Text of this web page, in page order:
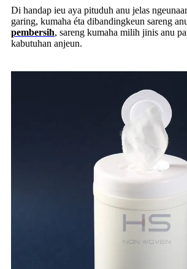
Di handap ieu aya pituduh anu jelas
garing, kumaha éta dibandingkeun sareng
pembersih, sareng kumaha milih jinis anu
kabutuhan anjeun.